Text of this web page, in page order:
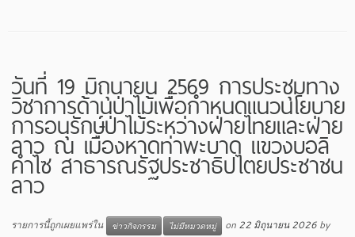
วันที่ 19 มิถุนายน 2569 การประชุมทาง
วิชาการด้านป่าไม้เพื่อกำหนดแนวนโยบาย
การอนุรักษ์ป่าไม้ระหว่างฝ่ายไทยและฝ่าย
ลาว ณ เมืองหาดท่าพะบาด แขวงบอลิ
คำไซ สาธารณรัฐประชาธิปไตยประชาชน
ลาว
รายการนี้ถูกเผยแพร่ใน ข่าวกิจกรรม ไม่มีหมวดหมู่ on 22 มิถุนายน 2026 by